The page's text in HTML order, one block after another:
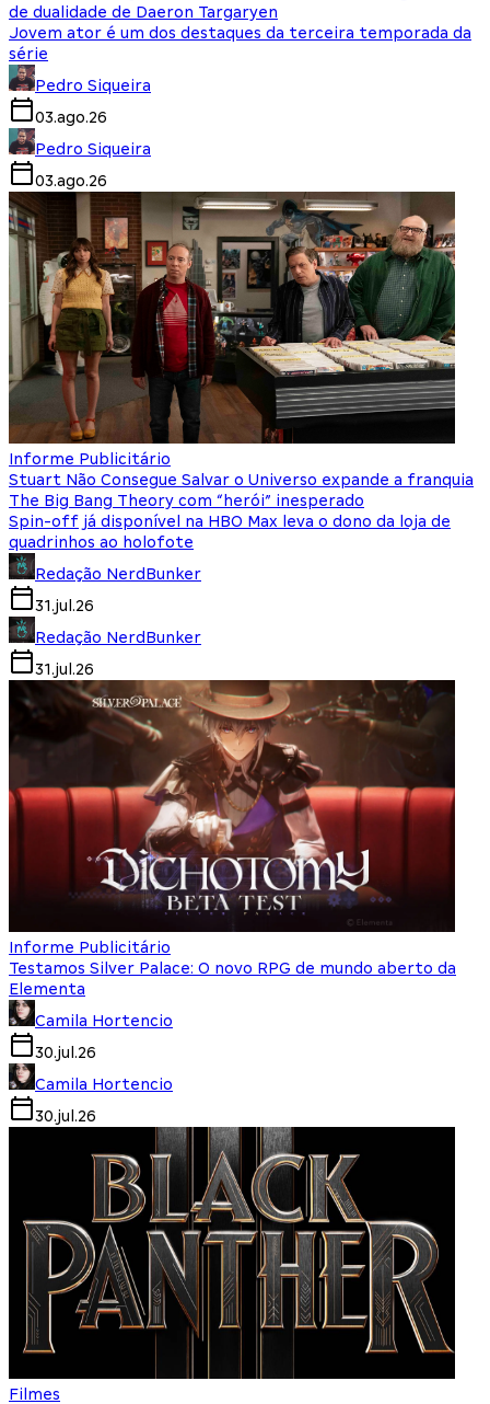
de dualidade de Daeron Targaryen
Jovem ator é um dos destaques da terceira temporada da
série
Pedro Siqueira
03.ago.26
Pedro Siqueira
03.ago.26
Informe Publicitário
Stuart Não Consegue Salvar o Universo expande a franquia
The Big Bang Theory com “herói” inesperado
Spin-off já disponível na HBO Max leva o dono da loja de
quadrinhos ao holofote
Redação NerdBunker
31.jul.26
Redação NerdBunker
31.jul.26
Informe Publicitário
Testamos Silver Palace: O novo RPG de mundo aberto da
Elementa
Camila Hortencio
30.jul.26
Camila Hortencio
30.jul.26
Filmes